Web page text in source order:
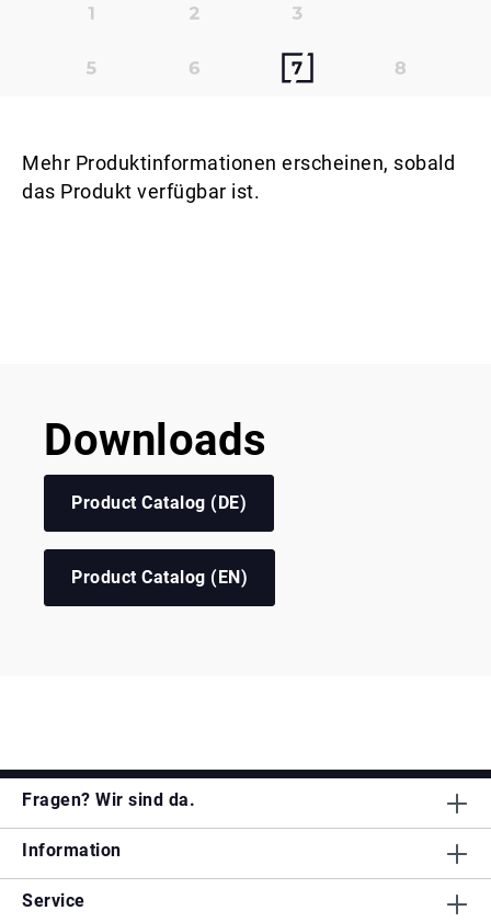
Mehr Produktinformationen erscheinen, sobald
das Produkt verfügbar ist.
Downloads
Product Catalog (DE)
Product Catalog (EN)
Fragen? Wir sind da.
Information
Service